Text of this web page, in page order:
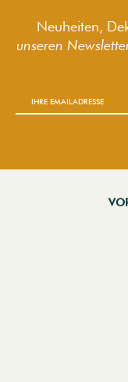
Neuheiten,
unseren